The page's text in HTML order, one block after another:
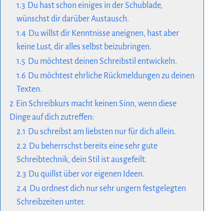
1.3 Du hast schon einiges in der Schublade,
wünschst dir darüber Austausch.
1.4 Du willst dir Kenntnisse aneignen, hast aber
keine Lust, dir alles selbst beizubringen.
1.5 Du möchtest deinen Schreibstil entwickeln.
1.6 Du möchtest ehrliche Rückmeldungen zu deinen
Texten.
2 Ein Schreibkurs macht keinen Sinn, wenn diese
Dinge auf dich zutreffen:
2.1 Du schreibst am liebsten nur für dich allein.
2.2 Du beherrschst bereits eine sehr gute
Schreibtechnik, dein Stil ist ausgefeilt.
2.3 Du quillst über vor eigenen Ideen.
2.4 Du ordnest dich nur sehr ungern festgelegten
Schreibzeiten unter.